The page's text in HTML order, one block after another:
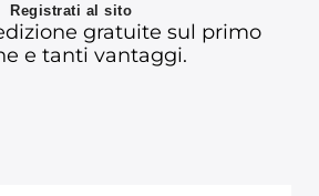
Registrati al sito
gratuite sul primo
e tanti vantaggi.